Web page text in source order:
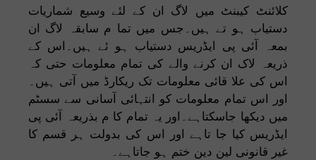
کلائنٹ کیبنٹ میں لاگ ان کے لئے وسیع شماریات
دستیاب ہو تے ہیں۔جس میں تما م سابقہ لاگ ان
بمعہ آئی پی ایڈریس دستیاب ہو ئے ہیں۔اس کے
ذریعہ لاک ان کرنے والے کی تمام معلومات حتی کہ
اس کی علا قائی معلومات تک ریکارڈ میں آتی ہیں۔
اور اس تمام معلومات کو انتہائی آسانی سے سسٹم
میں دیکھا جاسکتاہے۔اور یہ تمام کا م بذریعہ آئی پی
ایڈریس کیا جا تاہے اور اس کی بدولت ہر قسم کا
غیر قانونی لین دین ختم ہو جاتاہے۔